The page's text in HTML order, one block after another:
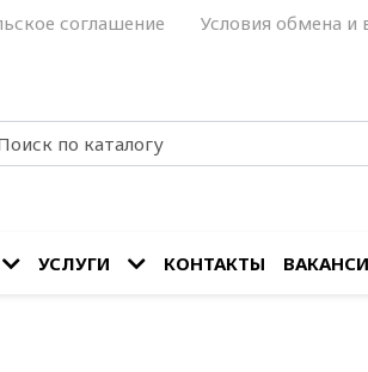
соглашение Условия обмена и
УСЛУГИ КОНТАКТЫ